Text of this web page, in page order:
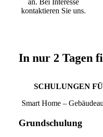
an. Bei Interesse
kontaktieren Sie uns.
In nur 2 Tagen
SCHULUNGEN
Smart Home –
Grundschulung